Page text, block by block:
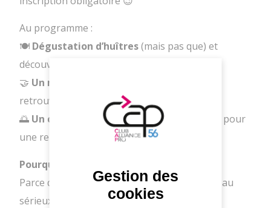
Au programme :
🍽️ Dégustation d’huîtres(mais pas que) et
découverte d’un savoir-faire local.
🤝 Un moment convivial
retrouver et renforcer les liens du réseau.
🌅 Un cadre unique entre terre et mer, idéal pour
une rentrée inspirante.
Pourquoi être là ?
Parce qu’un réseausérieuxne se prend pas au
sérieux… mais prend soin de ses membres !
Gestion des
cookies